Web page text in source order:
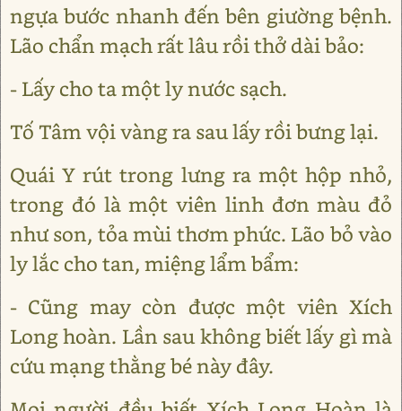
ngựa bước nhanh đến bên giường bệnh.
Lão chẩn mạch rất lâu rồi thở dài bảo:
- Lấy cho ta một ly nước sạch.
Tố Tâm vội vàng ra sau lấy rồi bưng lại.
Quái Y rút trong lưng ra một hộp nhỏ,
trong đó là một viên linh đơn màu đỏ
như son, tỏa mùi thơm phức. Lão bỏ vào
ly lắc cho tan, miệng lẩm bẩm:
- Cũng may còn được một viên Xích
Long hoàn. Lần sau không biết lấy gì mà
cứu mạng thằng bé này đây.